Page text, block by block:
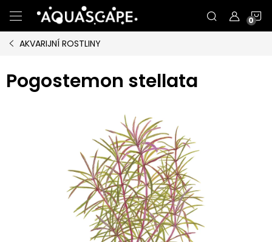
na
obsah
AKVARIJNÍ ROSTLINY
Pogostemon stellata